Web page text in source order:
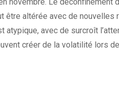
altérée avec de
atypique, avec de surcroît
créer de la volatilité lors